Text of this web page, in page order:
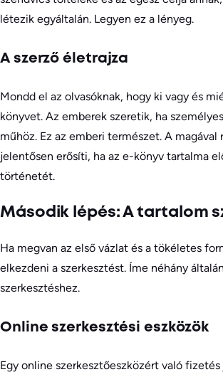
létezik egyáltalán. Legyen ez a lényeg.
A szerző életrajza
Mondd el az olvasóknak, hogy ki vagy és
könyvet. Az emberek szeretik, ha
műhöz. Ez az emberi természet. A magával
jelentősen erősíti, ha az e-könyv tartalma
történetét.
Második lépés: A tartalom
Ha megvan az első vázlat és a tökéletes
elkezdeni a szerkesztést. Íme néhány
szerkesztéshez.
Online szerkesztési eszközök
Egy online szerkesztőeszközért való